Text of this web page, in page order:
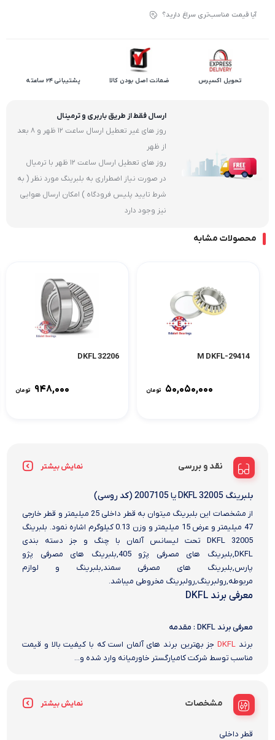
آیا قیمت مناسب‌تری سراغ دارید؟
تحویل اکسپرس ضمانت اصل بودن کالا پشتیبانی 24 ساعته
ارسال فقط از طریق باربری و ترمینال
روز های غیر تعطیل ارسال ساعت 12 ظهر و 8 بعد
از ظهر
روز های تعطیل ارسال ساعت 12 ظهر با ترمیال
در صورت نیاز اضطراری به بلبرینگ مورد نظر ( به
شرط تایید پلیس فرودگاه ) امکان ارسال هوایی
نیز وجود دارد
محصولات مشابه
29414-M DKFL
۵۰,۰۵۰,۰۰۰ تومان
32206 DKFL
۹۴۸,۰۰۰ تومان
نقد و بررسی نمایش بیشتر
بلبرینگ 32005 DKFL یا 2007105 (کد روسی)
از مشخصات این بلبرینگ میتوان به قطر داخلی 25 میلیمتر و قطر خارجی
47 میلیمتر و عرض 15 میلیمتر و وزن 0.13 کیلوگرم اشاره نمود. بلبرینگ
32005 DKFL تحت لیسانس آلمان با چنگ و جز دسته بندی
DKFL,بلبرینگ های مصرفی پژو 405,بلبرینگ های مصرفی پژو
پارس,بلبرینگ های مصرفی سمند,بلبرینگ و لوازم
مربوطه,رولبرینگ,رولبرینگ مخروطی میباشد.
معرفی برند DKFL
معرفی برند DKFL : مقدمه
برند DKFLجز بهترین برند های آلمان است که با کیفیت بالا و قیمت
مناسب توسط شرکت کامیارگستر خاورمیانه وارد شده و...
مشخصات نمایش بیشتر
قطر داخلی